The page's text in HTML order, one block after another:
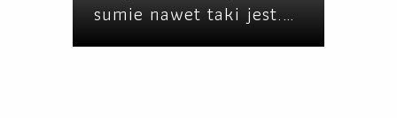
sumie nawet taki jest.…